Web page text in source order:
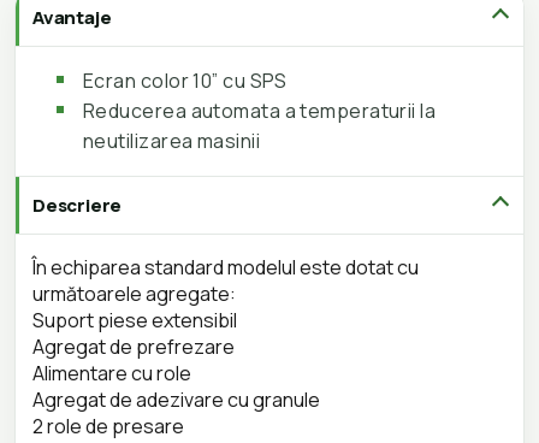
Avantaje
Ecran color 10” cu SPS
Reducerea automata a temperaturii la
neutilizarea masinii
Descriere
În echiparea standard modelul este dotat cu
următoarele agregate:
Suport piese extensibil
Agregat de prefrezare
Alimentare cu role
Agregat de adezivare cu granule
2 role de presare